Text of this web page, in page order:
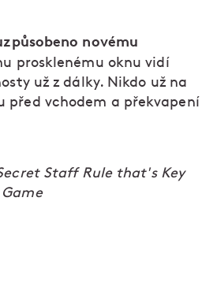
novému
prosklenému oknu vidí
už z dálky. Nikdo už na
před vchodem a překvapení
Staff Rule that's Key